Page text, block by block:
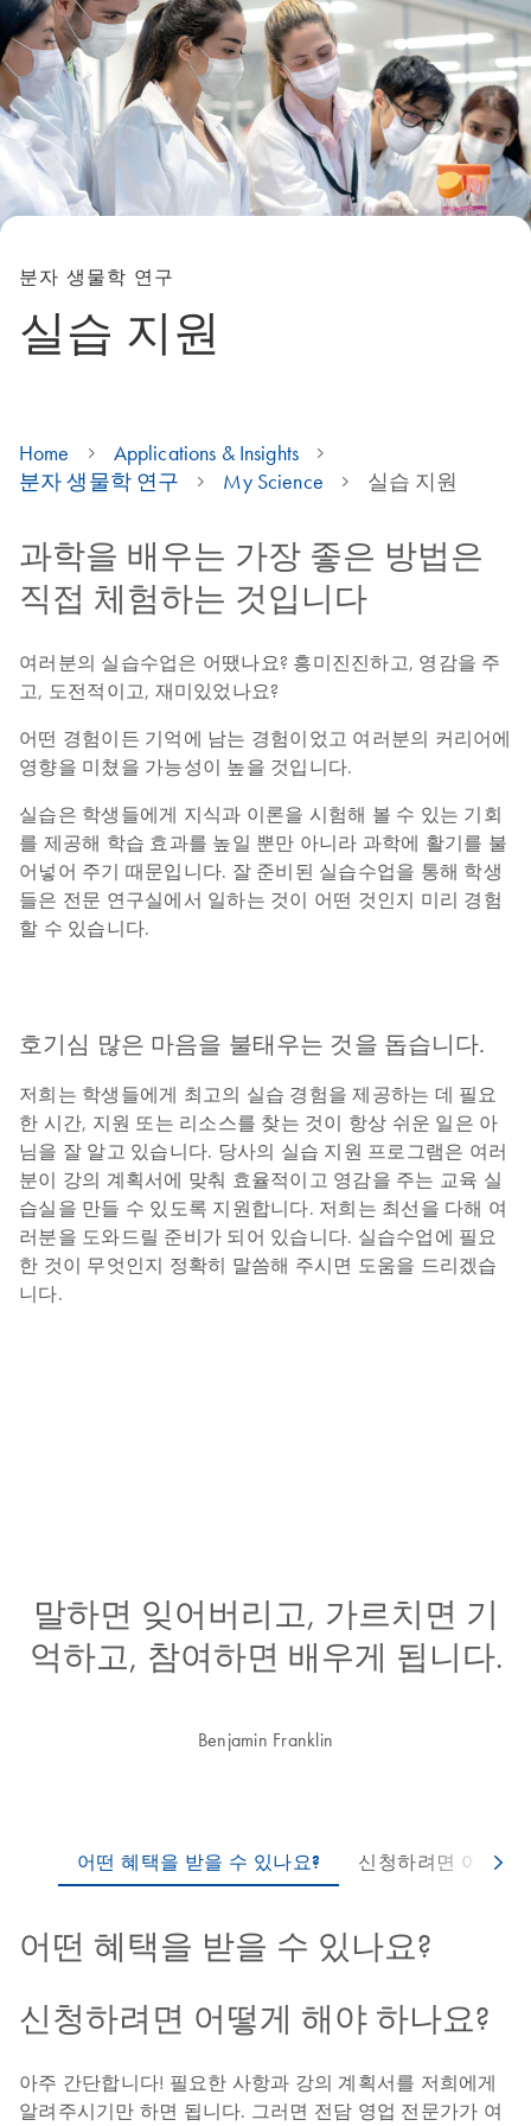
분자 생물학 연구
실습 지원
Home
Applications & Insights
분자 생물학 연구
My Science 실습 지원
과학을 배우는 가장 좋은 방법은
직접 체험하는 것입니다
여러분의 실습수업은 어땠나요? 흥미진진하고, 영감을 주
고, 도전적이고, 재미있었나요?
어떤 경험이든 기억에 남는 경험이었고 여러분의 커리어에
영향을 미쳤을 가능성이 높을 것입니다.
실습은 학생들에게 지식과 이론을 시험해 볼 수 있는 기회
를 제공해 학습 효과를 높일 뿐만 아니라 과학에 활기를 불
어넣어 주기 때문입니다. 잘 준비된 실습수업을 통해 학생
들은 전문 연구실에서 일하는 것이 어떤 것인지 미리 경험
할 수 있습니다.
호기심 많은 마음을 불태우는 것을 돕습니다.
저희는 학생들에게 최고의 실습 경험을 제공하는 데 필요
한 시간, 지원 또는 리소스를 찾는 것이 항상 쉬운 일은 아
님을 잘 알고 있습니다. 당사의 실습 지원 프로그램은 여러
분이 강의 계획서에 맞춰 효율적이고 영감을 주는 교육 실
습실을 만들 수 있도록 지원합니다. 저희는 최선을 다해 여
러분을 도와드릴 준비가 되어 있습니다. 실습수업에 필요
한 것이 무엇인지 정확히 말씀해 주시면 도움을 드리겠습
니다.
말하면 잊어버리고, 가르치면 기
억하고, 참여하면 배우게 됩니다.
Benjamin Franklin
어떤 혜택을 받을 수 있나요?
신청하려면 어떻게 해야 하나요?
아주 간단합니다! 필요한 사항과 강의 계획서를 저희에게
알려주시기만 하면 됩니다. 그러면 전담 영업 전문가가 여